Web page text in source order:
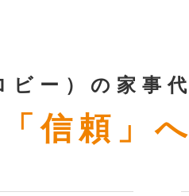
ー）の家事
「信頼」